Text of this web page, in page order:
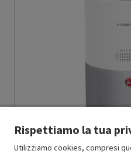
Rispettiamo la tua
Utilizziamo cookies, compresi